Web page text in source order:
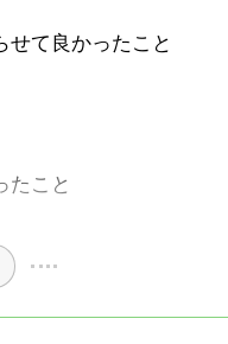
せて良かったこと
たこと